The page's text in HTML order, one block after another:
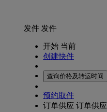
发件 发件
开始 当前
创建快件
查询价格及转运时间
预约取件
订单供应 订单供应